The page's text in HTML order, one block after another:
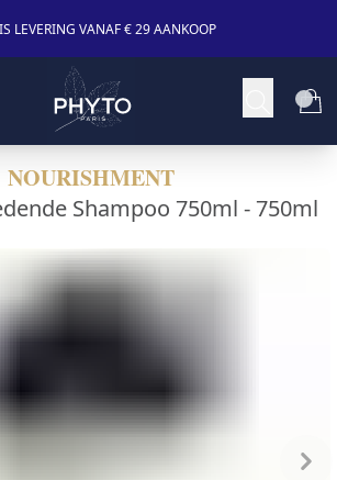
LEVERING VANAF € 29 AANKOOP
NOURISHMENT
Shampoo 750ml - 750ml